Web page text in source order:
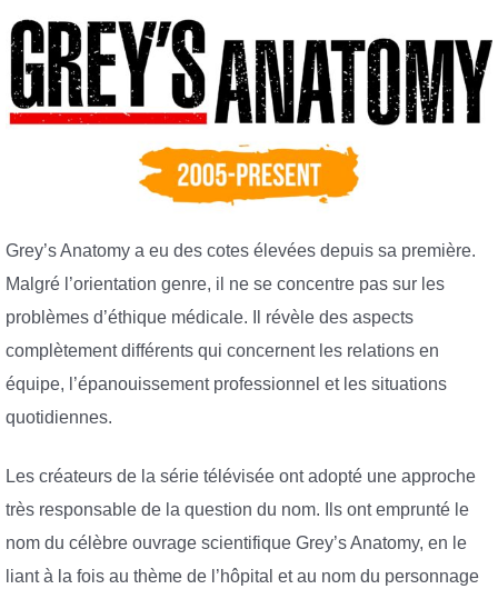
Grey’s Anatomy a eu des cotes élevées depuis sa première.
Malgré l’orientation genre, il ne se concentre pas sur les
problèmes d’éthique médicale. Il révèle des aspects
complètement différents qui concernent les relations en
équipe, l’épanouissement professionnel et les situations
quotidiennes.
Les créateurs de la série télévisée ont adopté une approche
très responsable de la question du nom. Ils ont emprunté le
nom du célèbre ouvrage scientifique Grey’s Anatomy, en le
liant à la fois au thème de l’hôpital et au nom du personnage